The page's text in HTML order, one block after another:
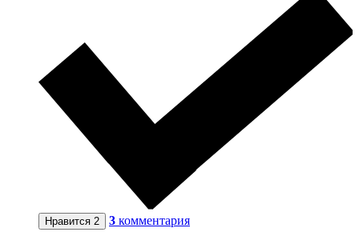
Нравится 2 3 комментария